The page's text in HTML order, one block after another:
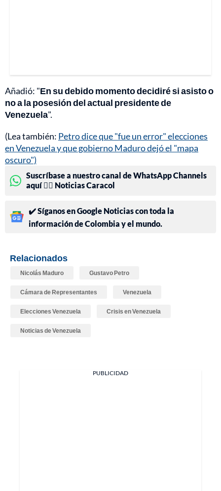
Añadió: "En su debido momento decidiré si asisto o
no a la posesión del actual presidente de
Venezuela".
(Lea también: Petro dice que "fue un error" elecciones
en Venezuela y que gobierno Maduro dejó el "mapa
oscuro")
Suscríbase a nuestro canal de WhatsApp Channels
aquí 👉🏻 Noticias Caracol
✔️ Síganos en Google Noticias con toda la
información de Colombia y el mundo.
Relacionados
Nicolás Maduro Gustavo Petro
Cámara de Representantes Venezuela
Elecciones Venezuela Crisis en Venezuela
Noticias de Venezuela
PUBLICIDAD